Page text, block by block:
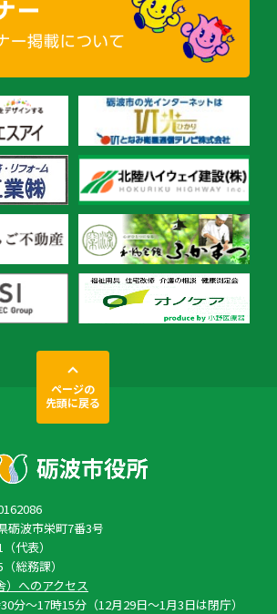
ページの
先頭に戻る
波市栄町7番3号
代表）
総務課）
）へのアクセス
分〜17時15分（12月29日〜1月3日は閉庁）